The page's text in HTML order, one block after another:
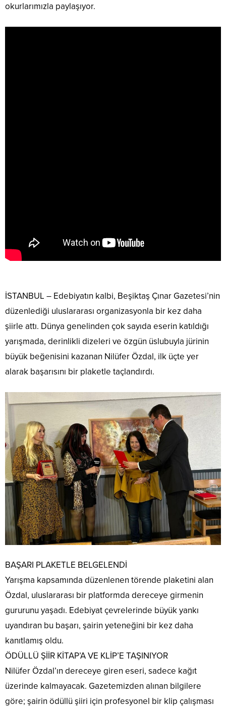
okurlarımızla paylaşıyor.
​İSTANBUL – Edebiyatın kalbi, Beşiktaş Çınar Gazetesi’nin
düzenlediği uluslararası organizasyonla bir kez daha
şiirle attı. Dünya genelinden çok sayıda eserin katıldığı
yarışmada, derinlikli dizeleri ve özgün üslubuyla jürinin
büyük beğenisini kazanan Nilüfer Özdal, ilk üçte yer
alarak başarısını bir plaketle taçlandırdı.
BAŞARI PLAKETLE BELGELENDİ
​Yarışma kapsamında düzenlenen törende plaketini alan
Özdal, uluslararası bir platformda dereceye girmenin
gururunu yaşadı. Edebiyat çevrelerinde büyük yankı
uyandıran bu başarı, şairin yeteneğini bir kez daha
kanıtlamış oldu.
​ÖDÜLLÜ ŞİİR KİTAP’A VE KLİP’E TAŞINIYOR
​Nilüfer Özdal’ın dereceye giren eseri, sadece kağıt
üzerinde kalmayacak. Gazetemizden alınan bilgilere
göre; şairin ödüllü şiiri için profesyonel bir klip çalışması